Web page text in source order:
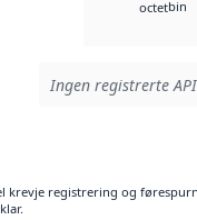
octetbin
Ingen registrerte
krevje registrering og